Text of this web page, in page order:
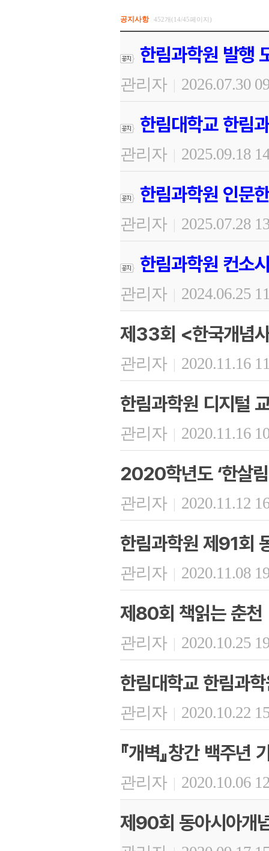
공지사항 452개(14/45페이지)
한림과학원 발행
관리자 | 2026.07.30
한림대학교 한림
관리자 | 2025.09.18
한림과학원 인문
관리자 | 2025.07.28
한림과학원 컨소
관리자 | 2024.06.25
제33회 <한국개념
관리자 | 2020.11.16
한림과학원 디지털
관리자 | 2020.11.16
2020학년도 ‘한살
관리자 | 2020.11.12
한림과학원 제91회
관리자 | 2020.11.08
제80회 책읽는 춘천
관리자 | 2020.10.25
한림대학교 한림과
관리자 | 2020.10.22
『개벽』창간 백주년
관리자 | 2020.10.06
제90회 동아시아개